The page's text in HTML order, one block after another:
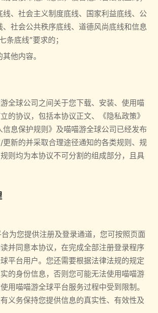
线、社会主义制度底线、国家利益底线、公
、社会公共秩序底线、道德风尚底线和信息
条底线”要求的；
他内容。
全球公司之间关于您下载、安装、使用喵
的协议，包括本协议正文、《隐私政策》
信息保护规则》及喵喵游全球公司已经发布
更新的并采取合理途径通知的各类规则、规
则均为本协议不可分割的组成部分，且具
台为您提供注册及登录通道，您可按照页面
并同意本协议，在完成全部注册登录程序
平台用户。您还需要根据法律法规的规定
实的身份信息，否则您可能无法使用喵喵游
用喵喵游全球平台服务过程中受到限制。
义务保持您提供信息的真实性、有效性及